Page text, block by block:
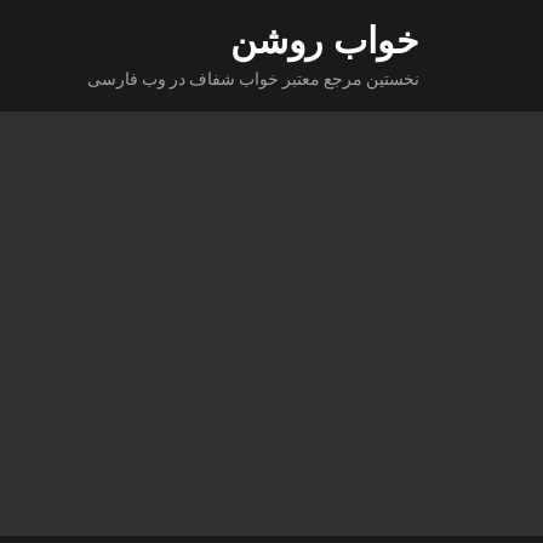
خواب روشن
نخستین مرجع معتبر خواب شفاف در وب فارسی